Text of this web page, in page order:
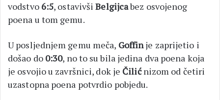
vodstvo 6:5, ostavivšiBelgijcabez osvojenog
poena u tom gemu.
U posljednjem gemu meča, Goffinje zaprijetio i
došao do 0:30, no to su bila jedina dva poena koja
je osvojio u završnici, dok je Čilićnizom od četiri
uzastopna poena potvrdio pobjedu.